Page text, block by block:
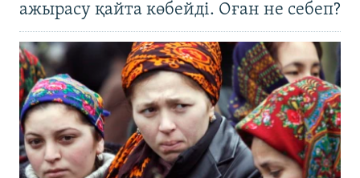
ажырасу қайта көбейді. Оған не себеп?